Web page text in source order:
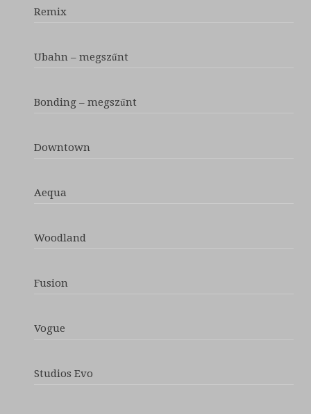
Remix
Ubahn – megszűnt
Bonding – megszűnt
Downtown
Aequa
Woodland
Fusion
Vogue
Studios Evo